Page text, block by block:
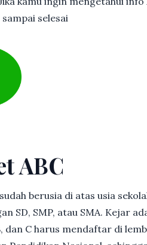
selesai
ABC
berusia di atas usia
SD, SMP, atau SMA. Kejar
dan C harus mendaftar di